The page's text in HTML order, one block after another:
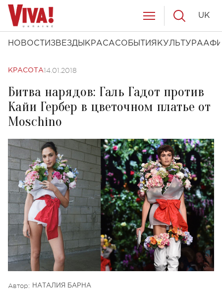
НОВОСТИ ЗВЕЗДЫ КРАСАСОБЫТИЯ КУЛЬТУРА
UK
КРАСОТА14.01.2018
Битва нарядов: Галь Гадот против
Кайи Гербер в цветочном платье от
Moschino
Автор: НАТАЛИЯ БАРНА